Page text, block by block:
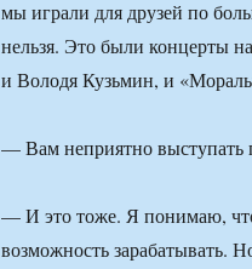
мы играли для друзей по
нельзя. Это были концерты
и Володя Кузьмин, и
— Вам неприятно
— И это тоже. Я понимаю, что
возможность зарабатывать.